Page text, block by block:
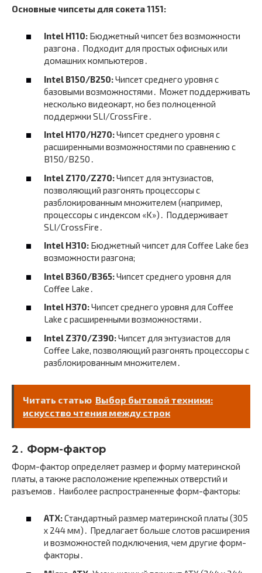
Основные чипсеты для сокета 1151:
Intel H110: Бюджетный чипсет без возможности
разгона․ Подходит для простых офисных или
домашних компьютеров․
Intel B150/B250:Чипсет среднего уровня с
базовыми возможностями․ Может поддерживать
несколько видеокарт, но без полноценной
поддержки SLI/CrossFire․
Intel H170/H270:Чипсет среднего уровня с
расширенными возможностями по сравнению с
B150/B250․
Intel Z170/Z270:Чипсет для энтузиастов,
позволяющий разгонять процессоры с
разблокированным множителем (например,
процессоры с индексом «K»)․ Поддерживает
SLI/CrossFire․
Intel H310: Бюджетный чипсет для Coffee Lake без
возможности разгона;
Intel B360/B365:Чипсет среднего уровня для
Coffee Lake․
Intel H370:Чипсет среднего уровня для Coffee
Lake с расширенными возможностями․
Intel Z370/Z390:Чипсет для энтузиастов для
Coffee Lake, позволяющий разгонять процессоры с
разблокированным множителем․
Читать статью Выбор бытовой техники:
искусство чтения между строк
2․ Форм-фактор
Форм-фактор определяет размер и форму материнской
платы, а также расположение крепежных отверстий и
разъемов․ Наиболее распространенные форм-факторы:
ATX:Стандартный размер материнской платы (305
x 244 мм)․ Предлагает больше слотов расширения
и возможностей подключения, чем другие форм-
факторы․